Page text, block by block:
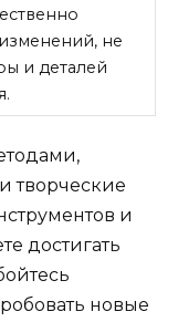
не
и деталей
творческие
и
достигать
новые